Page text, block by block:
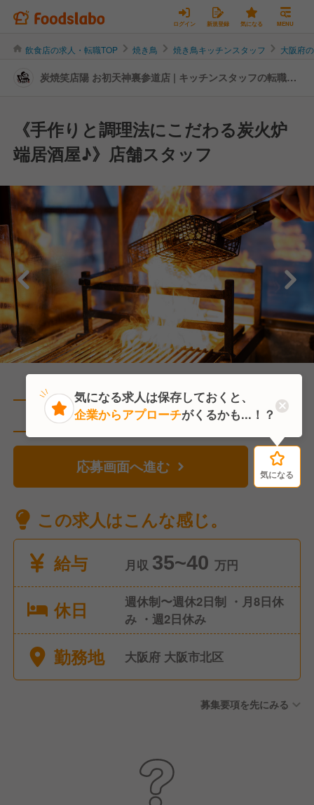
ログイン 新規登録 気になる MENU
飲食店の求人・転職TOP 焼き鳥 焼き鳥キッチンスタッフ 大阪府
炭焼笑店陽 お初天神裏参道店 | キッチンスタッフの転職・
《手作りと調理法にこだわる炭火炉
端居酒屋♪》店舗スタッフ
直近2人がこの求人を検討中
応募画面へ進む 気になる
この求人はこんな感じ。
給与
月収 35~40 万円
休日
週休制〜週休2日制 ・月8日休
み ・週2日休み
勤務地 大阪府 大阪市北区
募集要項を先にみる
気になる
気になる求人は保存しておくと、
企業からアプローチがくるかも...！？